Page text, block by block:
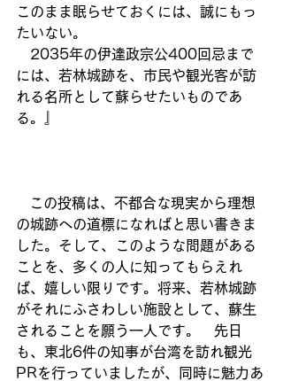
このまま眠らせておくには、誠にもっ
たいない。
2035年の伊達政宗公400回忌まで
には、若林城跡を、市民や観光客が訪
れる名所として蘇らせたいものであ
る。』
の城跡への道標になればと思い書きま
した。そして、このような問題がある
ことを、多くの人に知ってもらえれ
ば、嬉しい限りです。将来、若林城跡
がそれにふさわしい施設として、蘇生
されることを願う一人です。　先日
も、東北6件の知事が台湾を訪れ観光
PRを行っていましたが、同時に魅力あ